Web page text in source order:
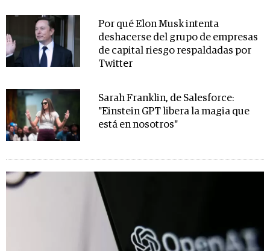
Por qué Elon Musk intenta
deshacerse del grupo de empresas
de capital riesgo respaldadas por
Twitter
Sarah Franklin, de Salesforce:
"Einstein GPT libera la magia que
está en nosotros"